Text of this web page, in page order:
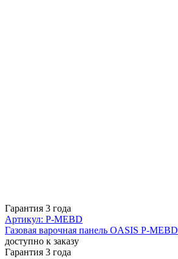
Гарантия 3 года
Артикул: P-MEBD
Газовая варочная панель OASIS P-MEBD
доступно к заказу
Гарантия 3 года